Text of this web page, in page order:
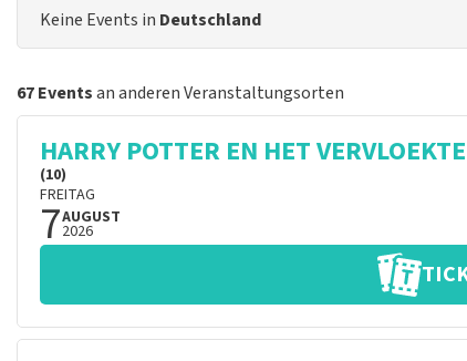
Keine Events in Deutschland
67 Eventsan anderen Veranstaltungsorten
HARRY POTTER EN HET
(10)
FREITAG
7AUGUST
2026